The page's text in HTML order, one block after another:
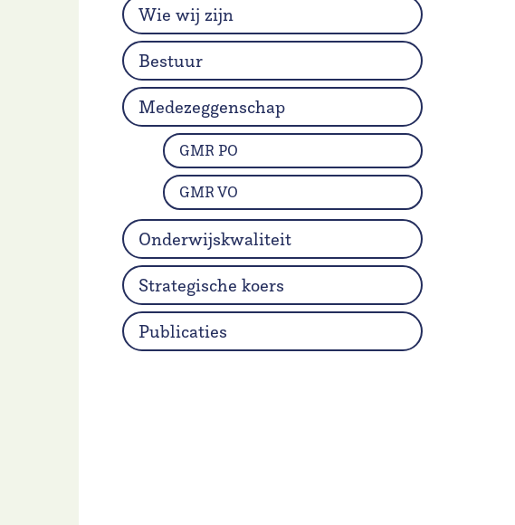
Wie wij zijn
Bestuur
Medezeggenschap
GMR PO
GMR VO
Onderwijskwaliteit
Strategische koers
Publicaties